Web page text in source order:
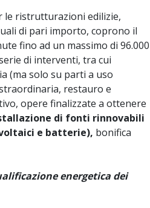
le ristrutturazioni edilizie,
di pari importo, coprono il
fino ad un massimo di 96.000
di interventi, tra cui
(ma solo su parti a uso
restauro e
opere finalizzate a ottenere
di fonti rinnovabili
e batterie), bonifica
energetica dei